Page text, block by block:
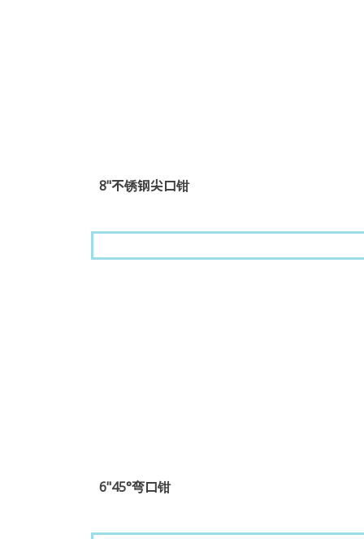
8"不锈钢尖口钳
6"45°弯口钳